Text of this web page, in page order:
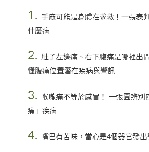
1. 手麻可能是身體在求救！一張表
什麼病
2. 肚子左邊痛、右下腹痛是哪裡出
懂腹痛位置潛在疾病與警訊
3.
喉嚨痛不等於感冒！ 一張圖辨別
痛」疾病
4. 嘴巴有苦味，當心是4個器官發出